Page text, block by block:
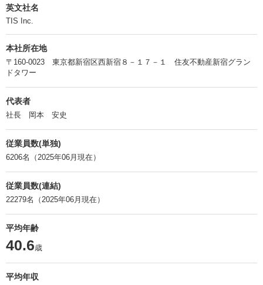
英文社名
TIS Inc.
本社所在地
〒160-0023 東京都新宿区西新宿８－１７－１ 住友不動産新宿グラン
ドタワー
代表者
社長 岡本 安史
従業員数(単独)
6206名（2025年06月現在）
従業員数(連結)
22279名（2025年06月現在）
平均年齢
40.6歳
平均年収